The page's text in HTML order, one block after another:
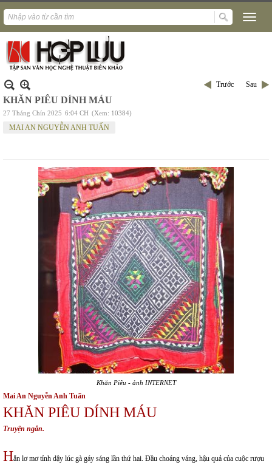
Trước Sau
KHĂN PIÊU DÍNH MÁU
27 Tháng Chín 2025 6:04 CH (Xem: 10384)
MAI AN NGUYỄN ANH TUẤN
Khăn Piêu - ảnh INTERNET
Mai An Nguyễn Anh Tuấn
KHĂN PIÊU DÍNH MÁU
Truyện ngắn.
Hắn lơ mơ tỉnh dậy lúc gà gáy sáng lần thứ hai. Đầu choáng váng, hậu quả của cuộc rượu